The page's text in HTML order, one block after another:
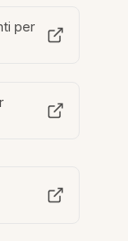
per